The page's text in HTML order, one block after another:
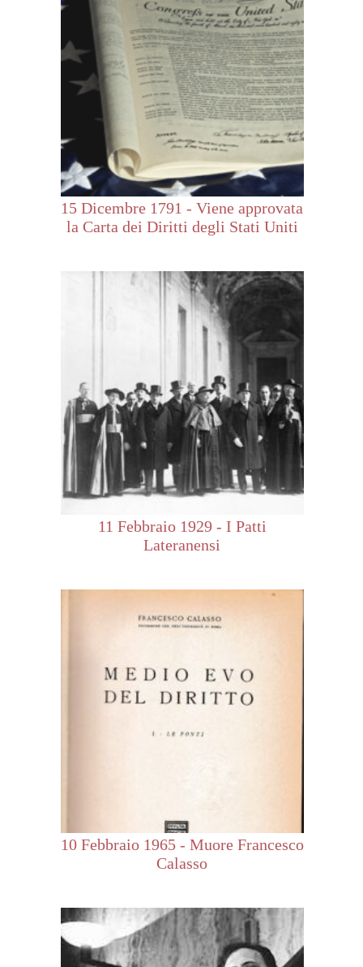
15 Dicembre 1791 - Viene approvata
la Carta dei Diritti degli Stati Uniti
11 Febbraio 1929 - I Patti
Lateranensi
10 Febbraio 1965 - Muore Francesco
Calasso